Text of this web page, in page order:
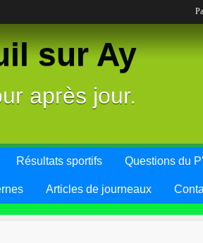
sur Ay
après jour.
Résultats sportifs Questions du
Articles de journeaux